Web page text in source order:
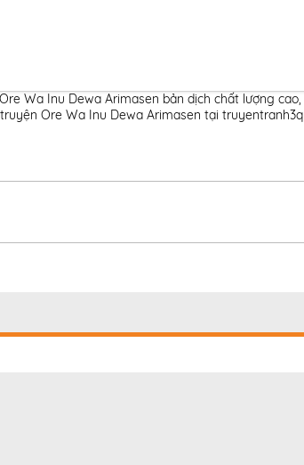
Wa Inu Dewa Arimasen bản dịch chất lượng cao,
Ore Wa Inu Dewa Arimasen tại truyentranh3q